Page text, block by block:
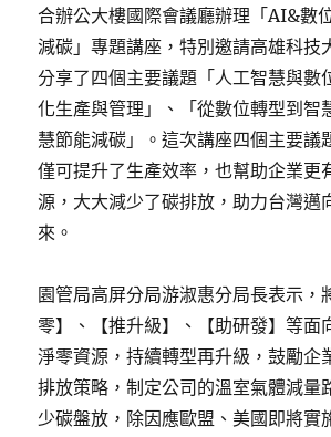
合辦公大樓國際會議廳辦理「AI&數
減碳」專題講座，特別邀請高雄科技
分享了四個主要議題「人工智慧與數
化生產與管理」、「從數位轉型到智
慧節能減碳」。這次講座四個主要議
僅可提升了生產效率，也幫助企業更
源，大大減少了碳排放，助力台灣邁
來。
園管局高屏分局游淑惠分局長表示，
零】、【推升級】、【助研發】等面
淨零資源，持續轉型再升級，鼓勵
排放策略，制定公司的溫室氣體減量
少碳盤放，除因應歐盟、美國即將實